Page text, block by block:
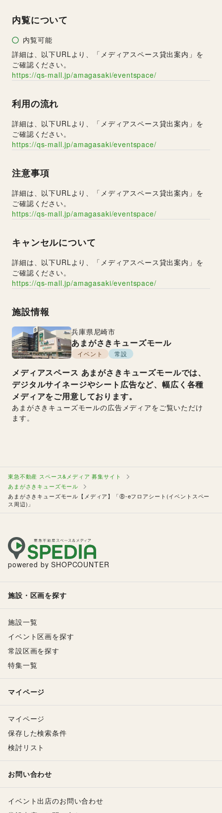
その他エンタメ・ガジェット
内覧について
内覧可能
詳細は、以下URLより、「メディアスペース貸出案内」を
ご確認ください。
https://qs-mall.jp/amagasaki/eventspace/
利用の流れ
詳細は、以下URLより、「メディアスペース貸出案内」を
ご確認ください。
https://qs-mall.jp/amagasaki/eventspace/
注意事項
詳細は、以下URLより、「メディアスペース貸出案内」を
ご確認ください。
https://qs-mall.jp/amagasaki/eventspace/
キャンセルについて
詳細は、以下URLより、「メディアスペース貸出案内」を
ご確認ください。
https://qs-mall.jp/amagasaki/eventspace/
施設情報
兵庫県尼崎市
あまがさきキューズモール
イベント 常設
メディアスペース あまがさきキューズモールでは、
デジタルサイネージやシート広告など、幅広く各種
メディアをご用意しております。
あまがさきキューズモールの広告メディアをご覧いただけ
ます。
東急不動産 スペース&メディア 募集サイト
あまがさきキューズモール
あまがさきキューズモール【メディア】「⑧‐eフロアシート(イベントスペー
ス周辺)」
powered by SHOPCOUNTER
施設・区画を探す
施設一覧
イベント区画を探す
常設区画を探す
特集一覧
マイページ
マイページ
保存した検索条件
検討リスト
お問い合わせ
イベント出店のお問い合わせ